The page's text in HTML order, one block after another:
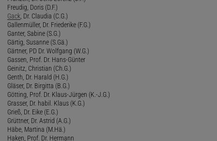
Freudig, Doris (D.F.)
Gack , Dr. Claudia (C.G.)
Gallenmüller, Dr. Friederike (F.G.)
Ganter, Sabine (S.G.)
Gärtig, Susanne (S.Gä.)
Gärtner, PD Dr. Wolfgang (W.G.)
Gassen, Prof. Dr. Hans-Günter
Geinitz, Christian (Ch.G.)
Genth, Dr. Harald (H.G.)
Gläser, Dr. Birgitta (B.G.)
Götting, Prof. Dr. Klaus-Jürgen (K.-J.G.)
Grasser, Dr. habil. Klaus (K.G.)
Grieß, Dr. Eike (E.G.)
Grüttner, Dr. Astrid (A.G.)
Häbe, Martina (M.Hä.)
Haken, Prof. Dr. Hermann